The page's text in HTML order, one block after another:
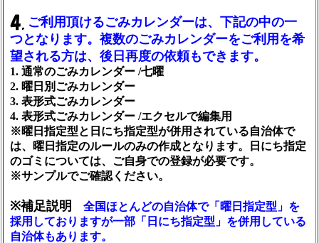
ご利用頂けるごみカレンダーは、下記の中の一
つとなります。複数のごみカレンダーをご利用を希
望される方は、後日再度の依頼もできます。
1. 通常のごみカレンダー /七曜
2. 曜日別ごみカレンダー
3. 表形式ごみカレンダー
4. 表形式ごみカレンダー /エクセルで編集用
※曜日指定型と日にち指定型が併用されている自治体で
は、曜日指定のルールのみの作成となります。日にち指定
のゴミについては、ご自身での登録が必要です。
※サンプルでご確認ください。
※補足説明
全国ほとんどの自治体で「曜日指定型」を
採用しておりますが一部「日にち指定型」を併用している
自治体もあります。